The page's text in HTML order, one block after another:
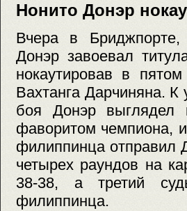
Нонито Донэр
Вчера в
Донэр завоевал
нокаутировав в
Вахтанга Дарчиняна.
боя Донэр выглядел
фаворитом чемпиона,
филиппинца отправил
четырех раундов на
38-38, а третий
филиппинца.